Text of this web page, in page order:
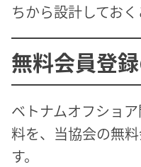
ちから設計しておく
無料会員登
ベトナムオフショ
料を、当協会の無
す。